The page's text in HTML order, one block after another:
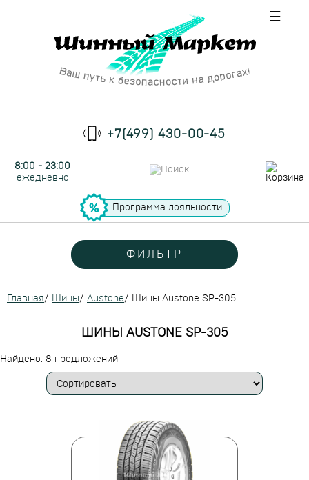
☰
+7(499) 430-00-45
8:00 - 23:00
ежедневно
Программа лояльности
ФИЛЬТР
Главная/ Шины/ Austone/ Шины Austone SP-305
ШИНЫ AUSTONE SP-305
Найдено: 8 предложений